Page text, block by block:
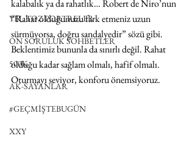
YEL TOZ PORTRELER
ON SORULUK SOHBETLER
500K
AK-SAYANLAR
#GEÇMİŞTEBUGÜN
XXY
kalabalık ya da rahatlık… Robert de Niro’nun
“Rahat olduğunuzu fark etmeniz uzun
sürmüyorsa, doğru sandalyedir” sözü gibi.
Beklentimiz bununla da sınırlı değil. Rahat
olduğu kadar sağlam olmalı, hafif olmalı.
Oturmayı seviyor, konforu önemsiyoruz.